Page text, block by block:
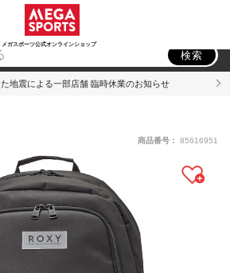
メガスポーツ公式オンラインショップ
トドア
検索
地震による一部店舗 臨時休業のお知らせ
商品番号： 85616951